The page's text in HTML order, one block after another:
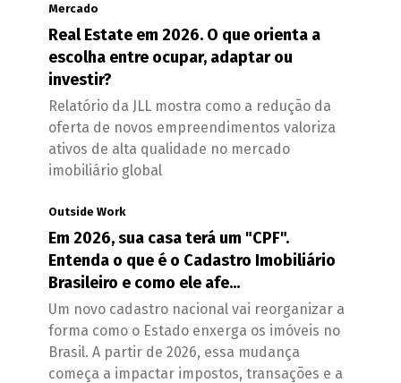
Mercado
Real Estate em 2026. O que orienta a
escolha entre ocupar, adaptar ou
investir?
Relatório da JLL mostra como a redução da
oferta de novos empreendimentos valoriza
ativos de alta qualidade no mercado
imobiliário global
Outside Work
Em 2026, sua casa terá um "CPF".
Entenda o que é o Cadastro Imobiliário
Brasileiro e como ele afe...
Um novo cadastro nacional vai reorganizar a
forma como o Estado enxerga os imóveis no
Brasil. A partir de 2026, essa mudança
começa a impactar impostos, transações e a